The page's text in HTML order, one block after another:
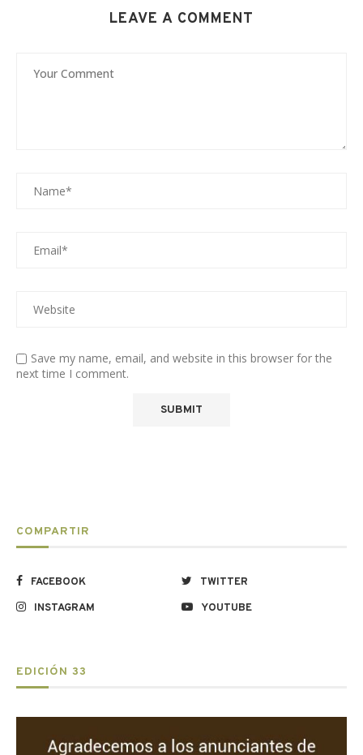
LEAVE A COMMENT
Save my name, email, and website in this browser for the
next time I comment.
COMPARTIR
FACEBOOK
TWITTER
INSTAGRAM
YOUTUBE
EDICIÓN 33